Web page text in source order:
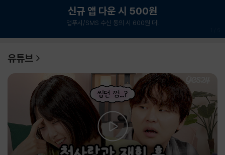
신규 앱 다운 시 500원
앱푸시/SMS 수신 동의 시 600원 더!
유튜브